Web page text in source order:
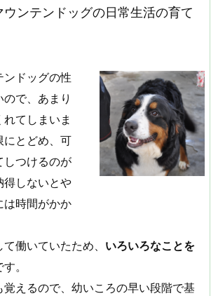
ンテンドッグの日常生活の育て
ンドッグの性
で、あまり
てしまいま
とどめ、 可
しつけるのが
得しないとや
は時間がかか
働いていたため、 いろいろなことを
す。
えるので、幼いころの早い段階で基